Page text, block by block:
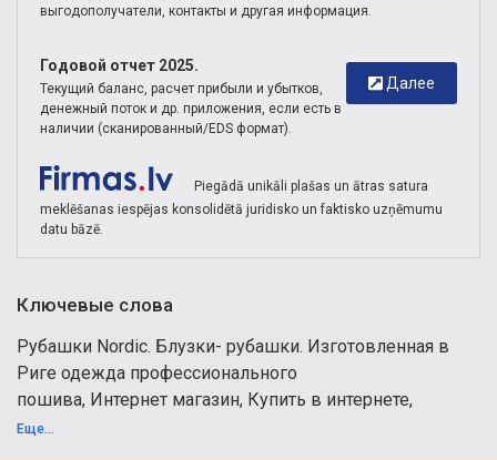
выгодополучатели, контакты и другая информация.
Далее
Годовой отчет 2025.
Текущий баланс, расчет прибыли и убытков,
денежный поток и др. приложения, если есть в
наличии (сканированный/EDS формат).
Piegādā unikāli plašas un ātras satura
meklēšanas iespējas konsolidētā juridisko un faktisko uzņēmumu
datu bāzē.
Ключевые слова
Рубашки Nordic. Блузки- рубашки. Изготовленная в
Риге одежда профессионального
пошива, Интернет магазин, Купить в интернете,
Интернет-магазины и э-коммерция,
Еще...